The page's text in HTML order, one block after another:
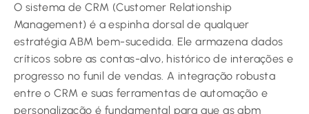
O sistema de CRM (Customer Relationship
Management) é a espinha dorsal de qualquer
estratégia ABM bem-sucedida. Ele armazena dados
críticos sobre as contas-alvo, histórico de interações e
progresso no funil de vendas. A integração robusta
entre o CRM e suas ferramentas de automação e
personalização é fundamental para que as abm